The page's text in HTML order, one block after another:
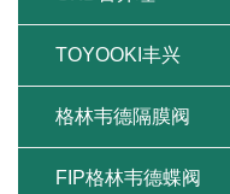
TOYOOKI丰兴
格林韦德隔膜阀
FIP格林韦德蝶阀